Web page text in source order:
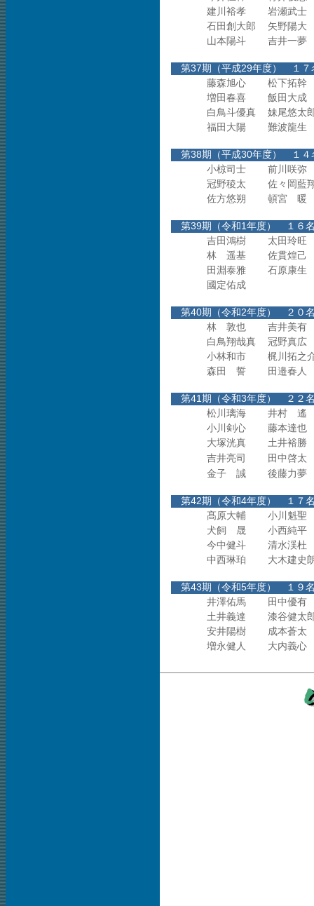
建川裕孝
岩瀬武士
石田創大郎
矢野陽大
山本陽斗
吉井一夢
第37期（平成29年度
藤森旭心
松下拓幹
増田春喜
飯田大成
白鳥斗優真
妹尾悠太
福田大陽
難波龍生
第38期（平成30年度
小椋司士
前川咲弥
冠野稜太
佐々岡藍
佐方悠朔
頓宮 暖
第39期（令和1年度
吉田鴻樹
太田玲旺
林 遥基
佐貫煌己
田淵泰雅
石原康生
國定佑成
第40期（令和2年度
林 敦也
吉井美有
白鳥翔哉真
冠野真広
小林和市
梶川拓之
森田 誓
田邉春人
第41期（令和3年度
松川璃海
井村 遙
小川剣心
藤本達也
大塚洸真
土井裕勝
吉井亮司
田中啓太
金子 誠
後藤力夢
第42期（令和4年度
髙原大輔
小川魁聖
犬飼 晟
小西純平
今中健斗
清水渓杜
中西琳珀
大木建史
第43期（令和5年度
井澤佑馬
田中優有
土井義達
漆谷健太
安井陽樹
成本蒼太
増永健人
大内義心